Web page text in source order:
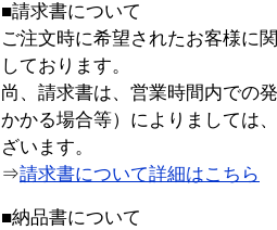
■請求書について
ご注文時に希望されたお客様に
しております。
尚、請求書は、営業時間内での
かかる場合等）によりましては
ざいます。
⇒請求書について詳細はこちら
■納品書について